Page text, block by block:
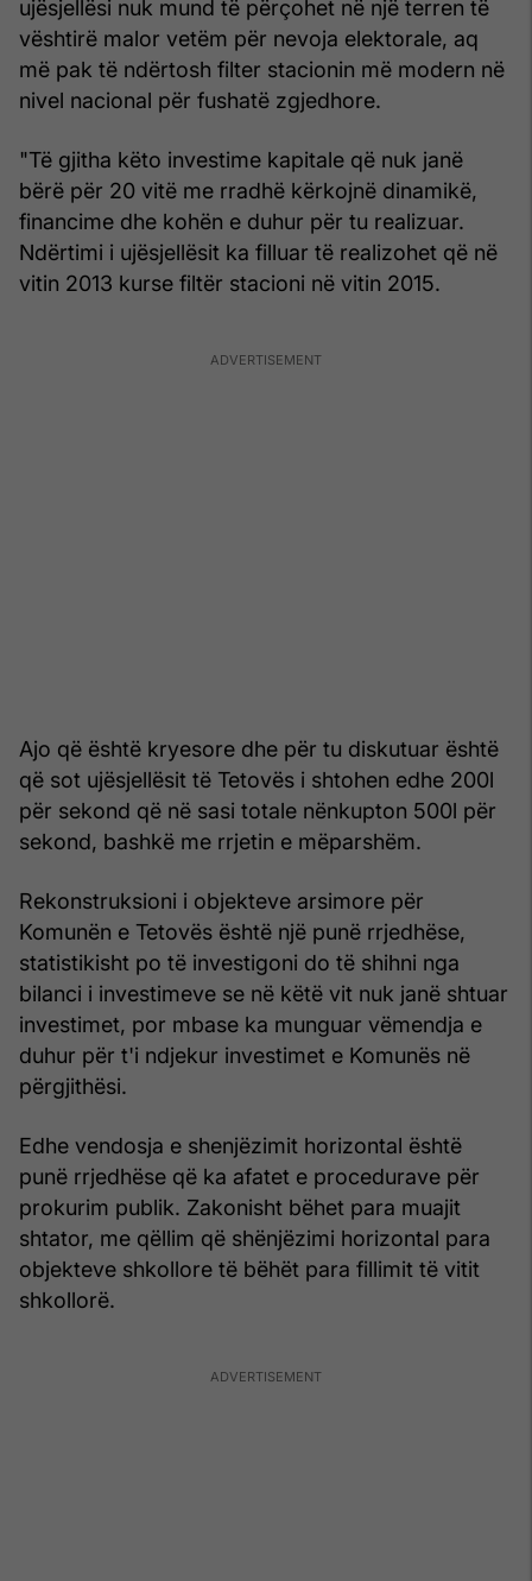
ujësjellësi nuk mund të përçohet në një terren të
vështirë malor vetëm për nevoja elektorale, aq
më pak të ndërtosh filter stacionin më modern në
nivel nacional për fushatë zgjedhore.
"Të gjitha këto investime kapitale që nuk janë
bërë për 20 vitë me rradhë kërkojnë dinamikë,
financime dhe kohën e duhur për tu realizuar.
Ndërtimi i ujësjellësit ka filluar të realizohet që në
vitin 2013 kurse filtër stacioni në vitin 2015.
Ajo që është kryesore dhe për tu diskutuar është
që sot ujësjellësit të Tetovës i shtohen edhe 200l
për sekond që në sasi totale nënkupton 500l për
sekond, bashkë me rrjetin e mëparshëm.
Rekonstruksioni i objekteve arsimore për
Komunën e Tetovës është një punë rrjedhëse,
statistikisht po të investigoni do të shihni nga
bilanci i investimeve se në këtë vit nuk janë shtuar
investimet, por mbase ka munguar vëmendja e
duhur për t'i ndjekur investimet e Komunës në
përgjithësi.
Edhe vendosja e shenjëzimit horizontal është
punë rrjedhëse që ka afatet e procedurave për
prokurim publik. Zakonisht bëhet para muajit
shtator, me qëllim që shënjëzimi horizontal para
objekteve shkollore të bëhët para fillimit të vitit
shkollorë.